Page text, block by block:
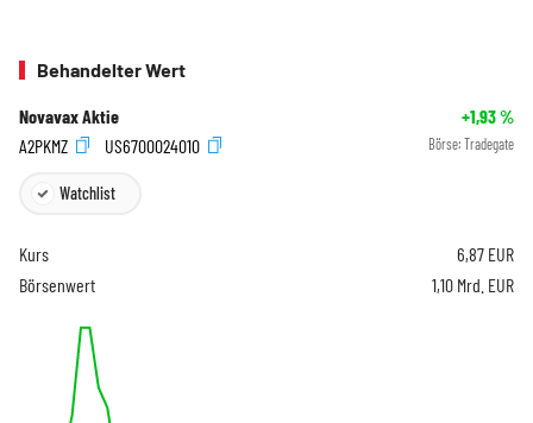
Behandelter Wert
Novavax Aktie +1,93%
A2PKMZ
US6700024010 Börse: Tradegate
Watchlist
Kurs 6,87 EUR
Börsenwert
1,10 Mrd. EUR